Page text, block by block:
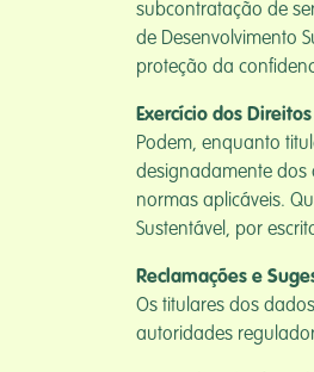
subcontratação de
de Desenvolvimento
proteção da
Exercício dos
Podem, enquanto
designadamente dos
normas aplicáveis.
Sustentável, por
Reclamações e
Os titulares dos
autoridades